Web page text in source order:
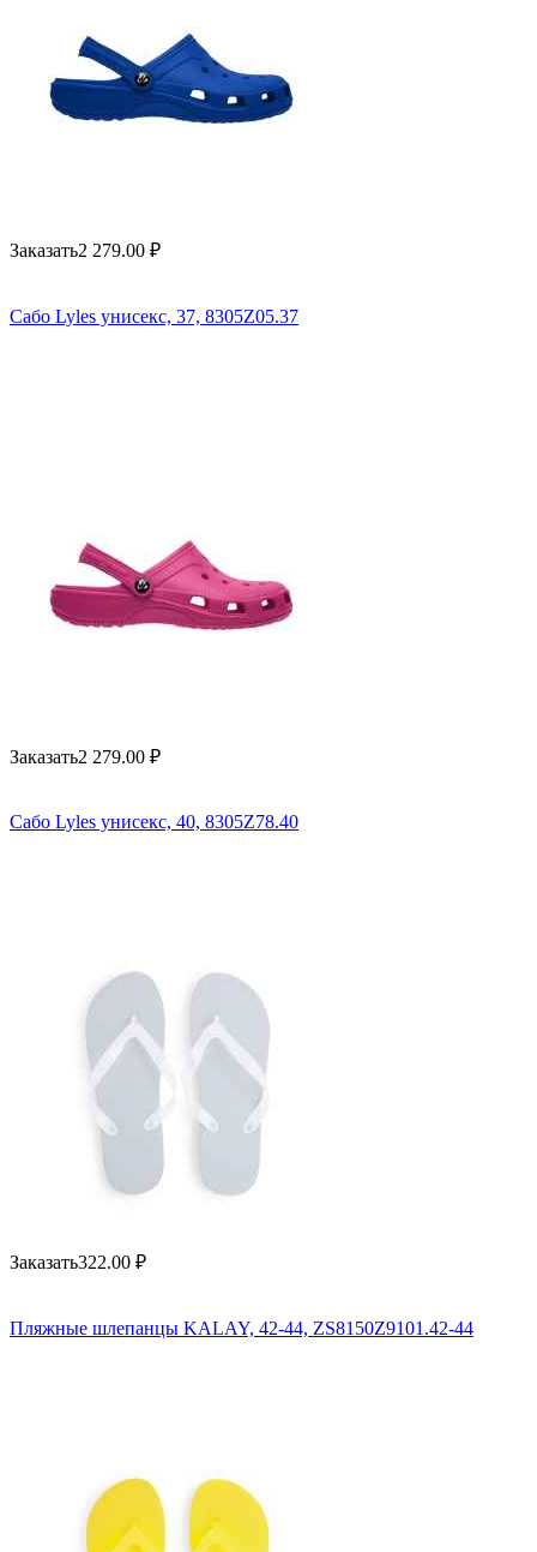
Заказать2 279.00 ₽
Сабо Lyles унисекс, 37, 8305Z05.37
Заказать2 279.00 ₽
Сабо Lyles унисекс, 40, 8305Z78.40
Заказать322.00 ₽
Пляжные шлепанцы KALAY, 42-44, ZS8150Z9101.42-44